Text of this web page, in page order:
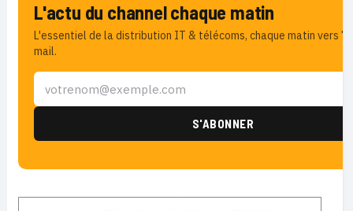
L'actu du channel chaque matin
L'essentiel de la distribution IT & télécoms, chaque matin vers
mail.